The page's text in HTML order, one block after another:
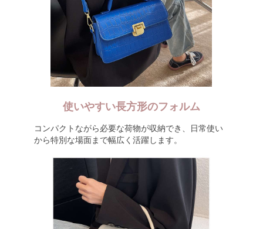
使いやすい長方形のフォルム
コンパクトながら必要な荷物が収納でき、日常使い
から特別な場面まで幅広く活躍します。